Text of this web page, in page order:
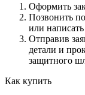
Оформить
Позвонить
или
Отправив
детали и
защитного
Как купить